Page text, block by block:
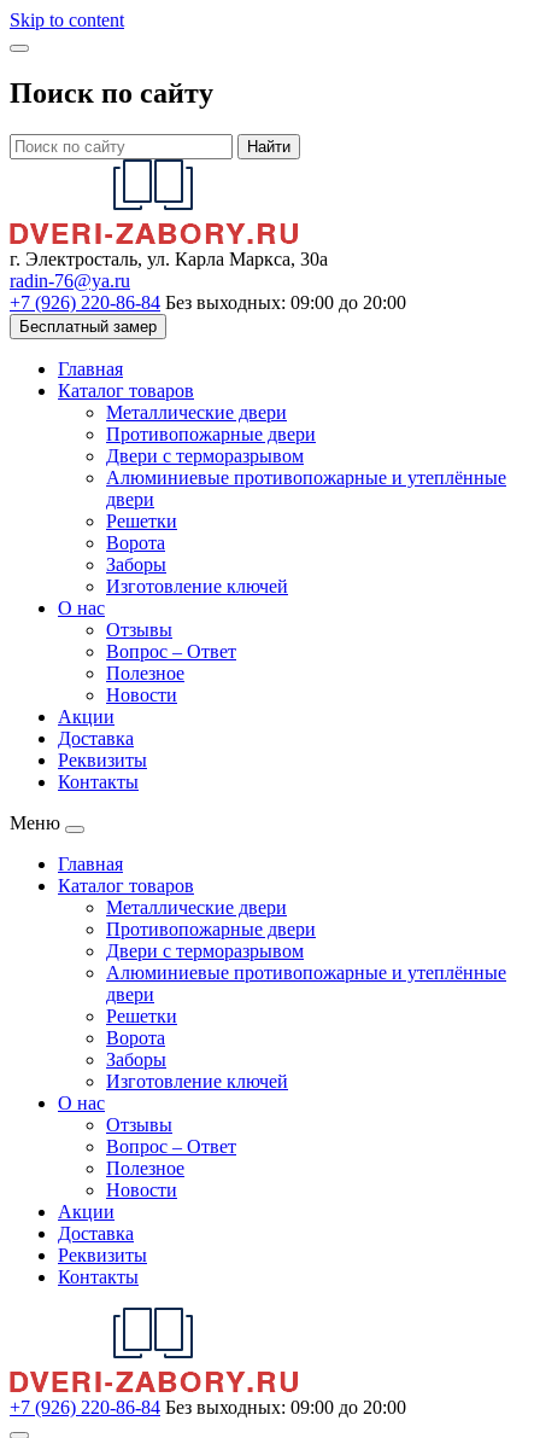
Skip to content
Поиск по сайту
Найти
г. Электросталь, ул. Карла Маркса, 30а
radin-76@ya.ru
+7 (926) 220-86-84 Без выходных: 09:00 до 20:00
Бесплатный замер
Главная
Каталог товаров
Металлические двери
Противопожарные двери
Двери с терморазрывом
Алюминиевые противопожарные и утеплённые
двери
Решетки
Ворота
Заборы
Изготовление ключей
О нас
Отзывы
Вопрос – Ответ
Полезное
Новости
Акции
Доставка
Реквизиты
Контакты
Меню
Главная
Каталог товаров
Металлические двери
Противопожарные двери
Двери с терморазрывом
Алюминиевые противопожарные и утеплённые
двери
Решетки
Ворота
Заборы
Изготовление ключей
О нас
Отзывы
Вопрос – Ответ
Полезное
Новости
Акции
Доставка
Реквизиты
Контакты
+7 (926) 220-86-84 Без выходных: 09:00 до 20:00